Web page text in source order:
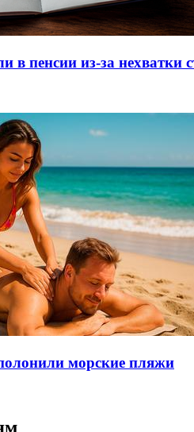
в пенсии из-за нехватки
морские пляжи